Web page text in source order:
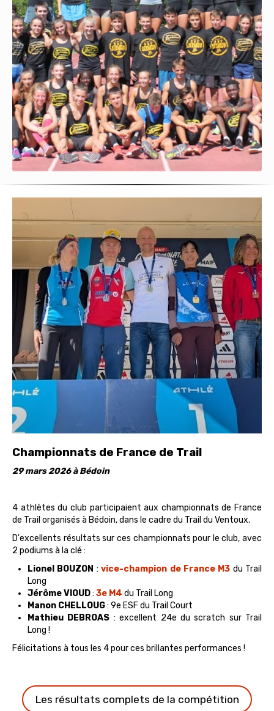
Championnats de France de Trail
29 mars 2026 à Bédoin
4 athlètes du club participaient aux championnats de France
de Trail organisés à Bédoin, dans le cadre du Trail du Ventoux.
D'excellents résultats sur ces championnats pour le club, avec
2 podiums à la clé :
Lionel BOUZON :vice-champion de France M3 du Trail
Long
Jérôme VIOUD: 3e M4 du Trail Long
Manon CHELLOUG: 9e ESF du Trail Court
Mathieu DEBROAS : excellent 24e du scratch sur Trail
Long !
Félicitations à tous les 4 pour ces brillantes performances !
Les résultats complets de la compétition